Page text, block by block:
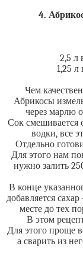
4.
2,5 л
1,25
Чем
Абрикосы
через марлю
Сок смешивается
водки, все
Отдельно
Для этого нам
нужно залить
В конце
добавляется
месте до тех
В этом
Для этого проще
а сварить из